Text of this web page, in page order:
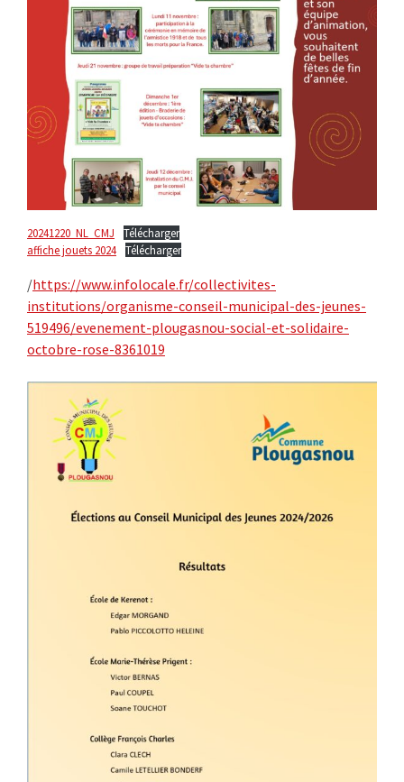
20241220_NL_CMJ
Télécharger
affiche jouets 2024
Télécharger
/https://www.infolocale.fr/collectivites-
institutions/organisme-conseil-municipal-des-jeunes-
519496/evenement-plougasnou-social-et-solidaire-
octobre-rose-8361019